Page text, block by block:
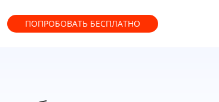
ПОПРОБОВАТЬ БЕСПЛАТНО